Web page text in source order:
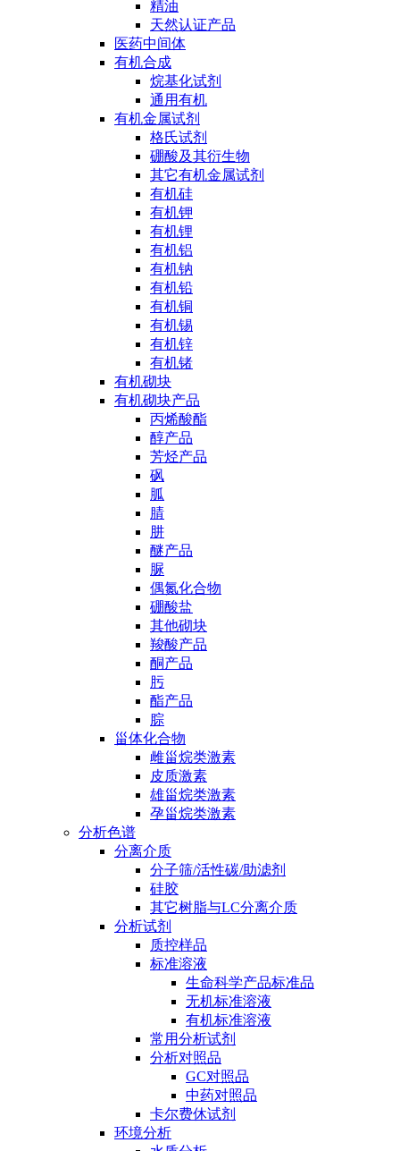
精油
天然认证产品
医药中间体
有机合成
烷基化试剂
通用有机
有机金属试剂
格氏试剂
硼酸及其衍生物
其它有机金属试剂
有机硅
有机钾
有机锂
有机铝
有机钠
有机铅
有机铜
有机锡
有机锌
有机锗
有机砌块
有机砌块产品
丙烯酸酯
醇产品
芳烃产品
砜
胍
腈
肼
醚产品
脲
偶氮化合物
硼酸盐
其他砌块
羧酸产品
酮产品
肟
酯产品
腙
甾体化合物
雌甾烷类激素
皮质激素
雄甾烷类激素
孕甾烷类激素
分析色谱
分离介质
分子筛/活性碳/助滤剂
硅胶
其它树脂与LC分离介质
分析试剂
质控样品
标准溶液
生命科学产品标准品
无机标准溶液
有机标准溶液
常用分析试剂
分析对照品
GC对照品
中药对照品
卡尔费休试剂
环境分析